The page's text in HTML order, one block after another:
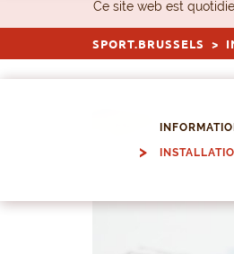
Ce site web est
SPORT.BRUSSELS